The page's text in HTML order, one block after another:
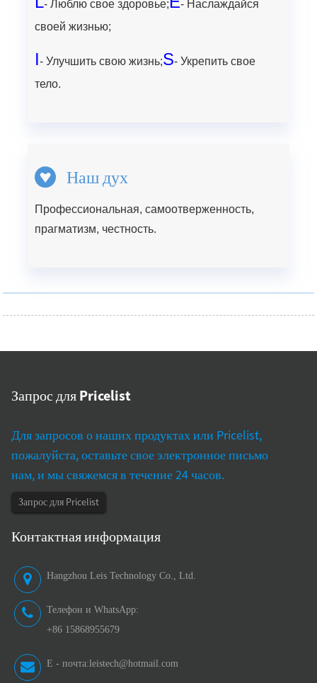
- Люблю свое здоровье;
- Наслаждайся
своей жизнью;
I- Улучшить свою жизнь;S- Укрепить свое
тело.
Наш дух
Профессиональная, самоотверженность,
прагматизм, честность.
Запрос для Pricelist
Для запросов о наших продуктах или Pricelist,
пожалуйста, оставьте свое электронное письмо
нам, и мы свяжемся в течение 24 часов.
Запрос для Pricelist
Контактная информация
Hangzhou Leis Technology Co., Ltd.
Телефон и WhatsApp:
+86 15868955679
E - почта:leistech@hotmail.com